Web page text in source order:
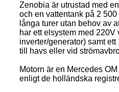
Zenobia är utrustad med
och en vattentank på 2
långa turer utan behov av
har ett elsystem med
inverter/generator) samt
till havs eller vid
Motorn är en Mercedes
enligt de holländska